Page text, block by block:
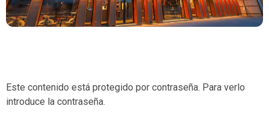
Este contenido está protegido por contraseña. Para verlo
introduce la contraseña.